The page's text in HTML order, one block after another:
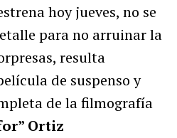
hoy jueves, no se
para no arruinar la
resulta
de suspenso y
de la filmografía
Ortiz